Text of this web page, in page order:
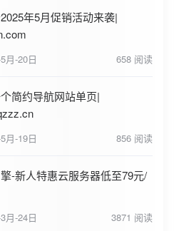
年5月促销活动来袭|
月-20日 658 阅读
简约导航网站单页|
月-19日 856 阅读
-新人特惠云服务器低至79元/
月-24日 3871 阅读